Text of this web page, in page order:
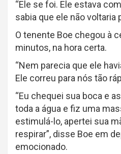
“Ele se foi. Ele estava
sabia que ele não voltaria
O tenente Boe chegou à
minutos, na hora certa.
“Nem parecia que ele
Ele correu para nós tão
“Eu chequei sua boca e
toda a água e fiz uma
estimulá-lo, apertei sua
respirar”, disse Boe em
emocionado.